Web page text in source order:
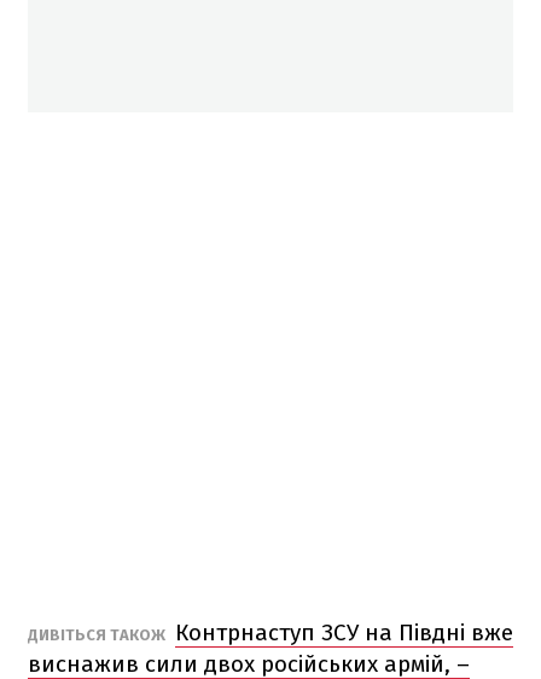
ДИВІТЬСЯ ТАКОЖ
Контрнаступ ЗСУ на Півдні вже
виснажив сили двох російських армій, –